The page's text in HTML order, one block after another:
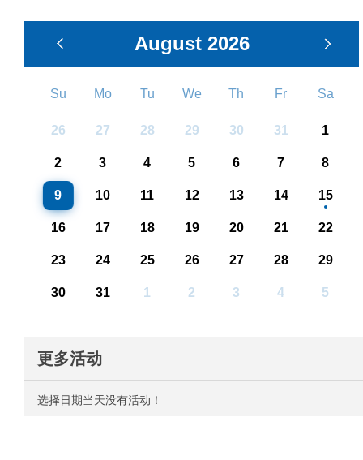
August 2026
Su Mo Tu We Th Fr Sa
26 27 28 29 30 31 1
2 3 4 5 6 7 8
9 10 11 12 13 14 15
16 17 18 19 20 21 22
23 24 25 26 27 28 29
30 31 1 2 3 4 5
更多活动
选择日期当天没有活动！